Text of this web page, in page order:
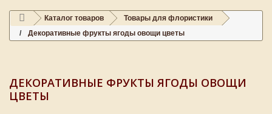
Каталог товаров
Товары для флористики
Декоративные фрукты ягоды овощи цветы
ДЕКОРАТИВНЫЕ ФРУКТЫ ЯГОДЫ ОВОЩИ
ЦВЕТЫ